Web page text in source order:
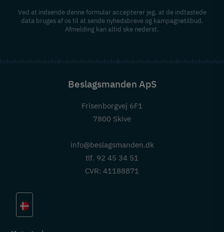
Ved at indsende denne formular accepterer jeg, at de indtastede
data bruges af os til at sende nyhedsbreve og kampagnetilbud.
Afmelding kan altid ske nederst.
Beslagsmanden ApS
Frisenborgvej 6F1
7800 Skive
info@beslagsmanden.dk
tlf. 92 45 34 51
CVR: 41188871